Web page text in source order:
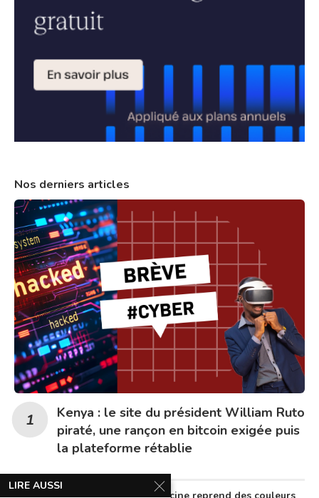
Nos derniers articles
Kenya : le site du président William Ruto
piraté, une rançon en bitcoin exigée puis
la plateforme rétablie
LIRE AUSSI